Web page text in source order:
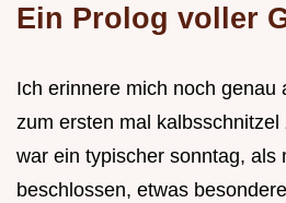
Ein Prolog voller
Ich erinnere mich noch genau
zum ersten mal
war ein typischer sonntag, als
beschlossen, etwas